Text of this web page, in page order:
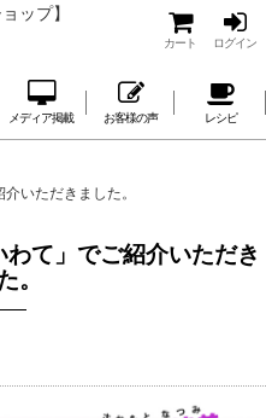
ップ】
カート ログイン
メディア掲載 お客様の声 レシピ
いただきました。
わて」でご紹介いただき
。